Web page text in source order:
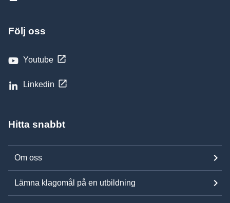
Följ oss
Youtube
Linkedin
Hitta snabbt
Om oss
Lämna klagomål på en utbildning